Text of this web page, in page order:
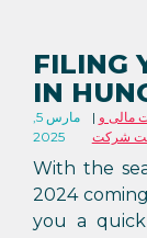
FILING
IN
مارس 5,
2025
مالی و
شرکت
With the
2024
you a